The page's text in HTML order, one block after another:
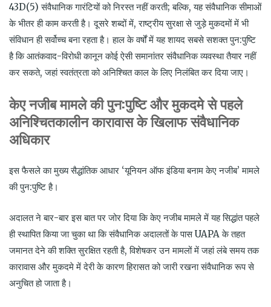
43D(5) संवैधानिक गारंटियों को निरस्त नहीं करती; बल्कि, यह संवैधानिक सीमाओं
के भीतर ही काम करती है। दूसरे शब्दों में, राष्ट्रीय सुरक्षा से जुड़े मुकदमों में भी
संविधान ही सर्वोच्च बना रहता है। हाल के वर्षों में यह शायद सबसे सशक्त पुन:पुष्टि
है कि आतंकवाद-विरोधी कानून कोई ऐसी समानांतर संवैधानिक व्यवस्था तैयार नहीं
कर सकते, जहां स्वतंत्रता को अनिश्चित काल के लिए निलंबित कर दिया जाए।
केए नजीब मामले की पुन:पुष्टि और मुकदमे से पहले
अनिश्चितकालीन कारावास के खिलाफ संवैधानिक
अधिकार
इस फैसले का मुख्य सैद्धांतिक आधार ‘यूनियन ऑफ इंडिया बनाम केए नजीब’ मामले
की पुन:पुष्टि है।
अदालत ने बार-बार इस बात पर जोर दिया कि केए नजीब मामले में यह सिद्धांत पहले
ही स्थापित किया जा चुका था कि संवैधानिक अदालतों के पास UAPA के तहत
जमानत देने की शक्ति सुरक्षित रहती है, विशेषकर उन मामलों में जहां लंबे समय तक
कारावास और मुकदमे में देरी के कारण हिरासत को जारी रखना संवैधानिक रूप से
अनुचित हो जाता है।